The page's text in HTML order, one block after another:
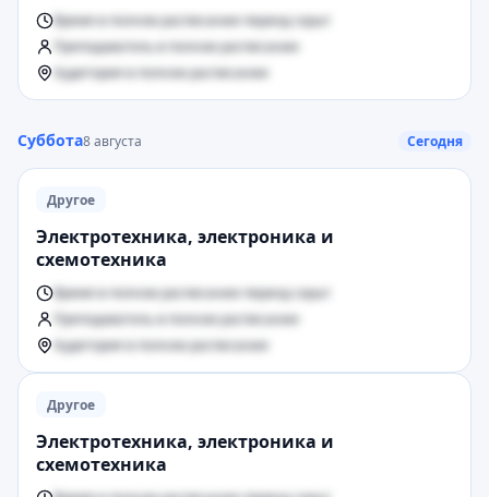
Время в полном расписании период скрыт
Преподаватель в полном расписании
Аудитория в полном расписании
Суббота8 августа Сегодня
Другое
Электротехника, электроника и
схемотехника
Время в полном расписании период скрыт
Преподаватель в полном расписании
Аудитория в полном расписании
Другое
Электротехника, электроника и
схемотехника